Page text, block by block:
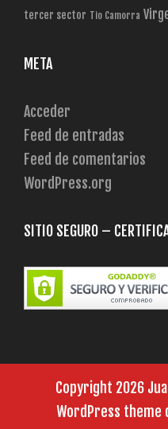
tercer sector Tio Camorra
META
Acceder
Feed de entradas
Feed de comentarios
WordPress.org
SITIO SEGURO –
Copyright 2026
WordPress theme